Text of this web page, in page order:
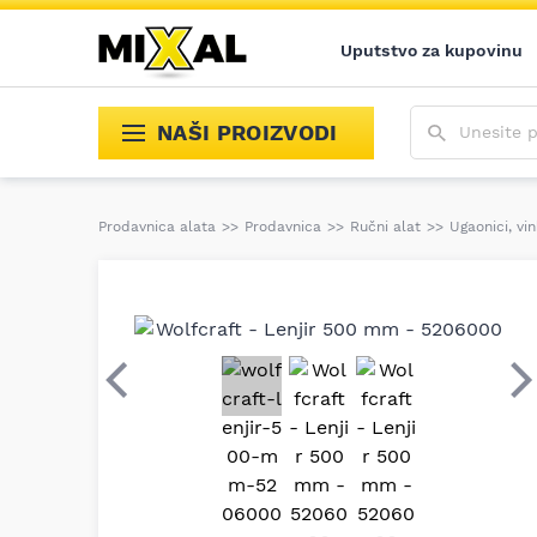
Uputstvo za kupovinu
NAŠI PROIZVODI
Prodavnica alata >> Prodavnica >> Ručni alat >> Ugaonici,
Prethodni